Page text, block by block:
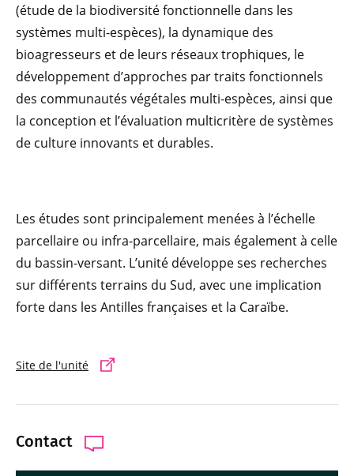
Site de l'unité
Contact
(étude de la biodiversité fonctionnelle dans les
systèmes multi-espèces), la dynamique des
bioagresseurs et de leurs réseaux trophiques, le
développement d’approches par traits fonctionnels
des communautés végétales multi-espèces, ainsi que
la conception et l’évaluation multicritère de systèmes
de culture innovants et durables.
Les études sont principalement menées à l’échelle
parcellaire ou infra-parcellaire, mais également à celle
du bassin-versant. L’unité développe ses recherches
sur différents terrains du Sud, avec une implication
forte dans les Antilles françaises et la Caraïbe.